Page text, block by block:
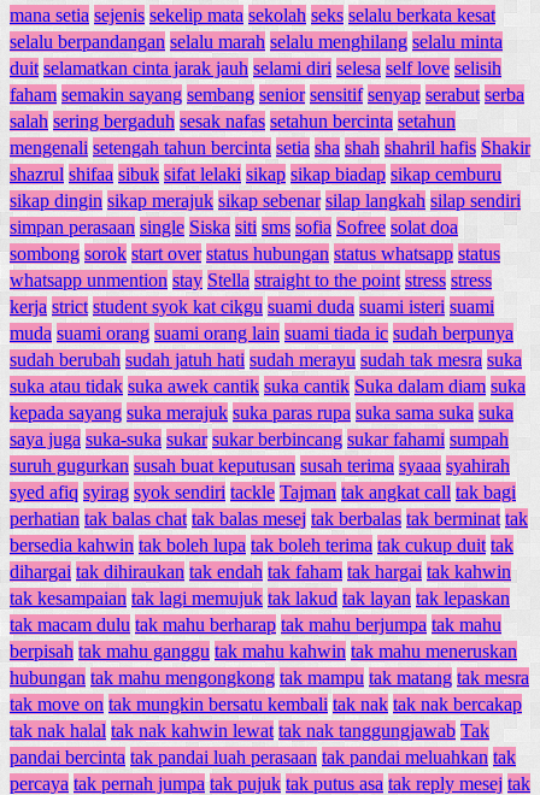
mana setia sejenis sekelip mata sekolah seks selalu berkata kesat
selalu berpandangan selalu marah selalu menghilang selalu minta
duit selamatkan cinta jarak jauh selami diri selesa self love selisih
faham semakin sayang sembang senior sensitif senyap serabut serba
salah sering bergaduh sesak nafas setahun bercinta setahun
mengenali setengah tahun bercinta setia sha shah shahril hafis Shakir
shazrul shifaa sibuk sifat lelaki sikap sikap biadap sikap cemburu
sikap dingin sikap merajuk sikap sebenar silap langkah silap sendiri
simpan perasaan single Siska siti sms sofia Sofree solat doa
sombong sorok start over status hubungan status whatsapp status
whatsapp unmention stay Stella straight to the point stress stress
kerja strict student syok kat cikgu suami duda suami isteri suami
muda suami orang suami orang lain suami tiada ic sudah berpunya
sudah berubah sudah jatuh hati sudah merayu sudah tak mesra suka
suka atau tidak suka awek cantik suka cantik Suka dalam diam suka
kepada sayang suka merajuk suka paras rupa suka sama suka suka
saya juga suka-suka sukar sukar berbincang sukar fahami sumpah
suruh gugurkan susah buat keputusan susah terima syaaa syahirah
syed afiq syirag syok sendiri tackle Tajman tak angkat call tak bagi
perhatian tak balas chat tak balas mesej tak berbalas tak berminat tak
bersedia kahwin tak boleh lupa tak boleh terima tak cukup duit tak
dihargai tak dihiraukan tak endah tak faham tak hargai tak kahwin
tak kesampaian tak lagi memujuk tak lakud tak layan tak lepaskan
tak macam dulu tak mahu berharap tak mahu berjumpa tak mahu
berpisah tak mahu ganggu tak mahu kahwin tak mahu meneruskan
hubungan tak mahu mengongkong tak mampu tak matang tak mesra
tak move on tak mungkin bersatu kembali tak nak tak nak bercakap
tak nak halal tak nak kahwin lewat tak nak tanggungjawab Tak
pandai bercinta tak pandai luah perasaan tak pandai meluahkan tak
percaya tak pernah jumpa tak pujuk tak putus asa tak reply mesej tak